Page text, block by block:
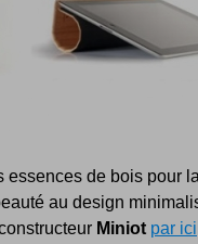
de bois pour
au design
Miniot par ici